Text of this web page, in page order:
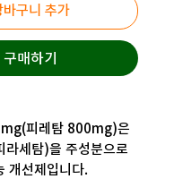
바구니 추가
구매하기
피레탐 800mg)은
세탐)을 주성분으로
개선제입니다.